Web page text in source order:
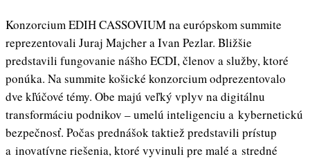
Konzorcium EDIH CASSOVIUM na európskom summite
reprezentovali Juraj Majcher a Ivan Pezlar. Bližšie
predstavili fungovanie nášho ECDI, členov a služby, ktoré
ponúka. Na summite košické konzorcium odprezentovalo
dve kľúčové témy. Obe majú veľký vplyv na digitálnu
transformáciu podnikov – umelú inteligenciu a kybernetickú
bezpečnosť. Počas prednášok taktiež predstavili prístup
a inovatívne riešenia, ktoré vyvinuli pre malé a stredné